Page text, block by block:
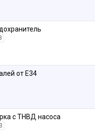
от Е34
с ТНВД насоса
3